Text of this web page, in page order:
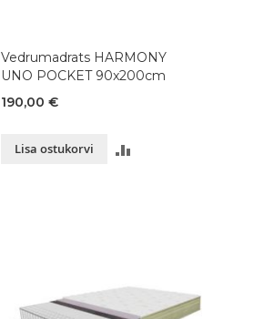
Vedrumadrats HARMONY
UNO POCKET 90x200cm
190,00 €
Lisa ostukorvi